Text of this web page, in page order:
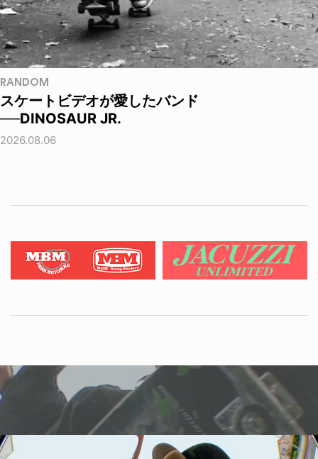
RANDOM
スケートビデオが愛したバンド
──DINOSAUR JR.
2026.08.06